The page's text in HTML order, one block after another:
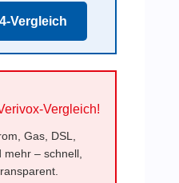
Vergleich
Vergleich!
Gas, DSL,
– schnell,